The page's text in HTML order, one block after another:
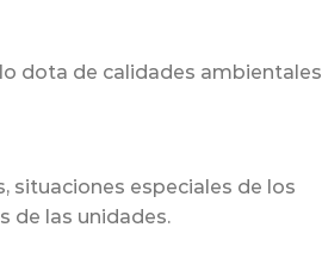
dota de calidades ambientales
situaciones especiales de los
de las unidades.